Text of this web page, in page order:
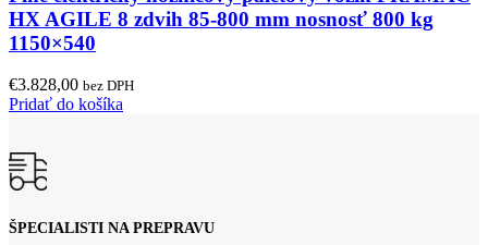
HX AGILE 8 zdvih 85-800 mm nosnosť 800 kg
1150×540
€3.828,00 bez DPH
Pridať do košíka
ŠPECIALISTI NA PREPRAVU